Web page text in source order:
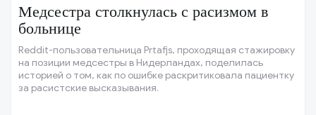
Медсестра столкнулась с расизмом в
больнице
Reddit-пользовательница Prtafjs, проходящая стажировку
на позиции медсестры в Нидерландах, поделилась
историей о том, как по ошибке раскритиковала пациентку
за расистские высказывания.